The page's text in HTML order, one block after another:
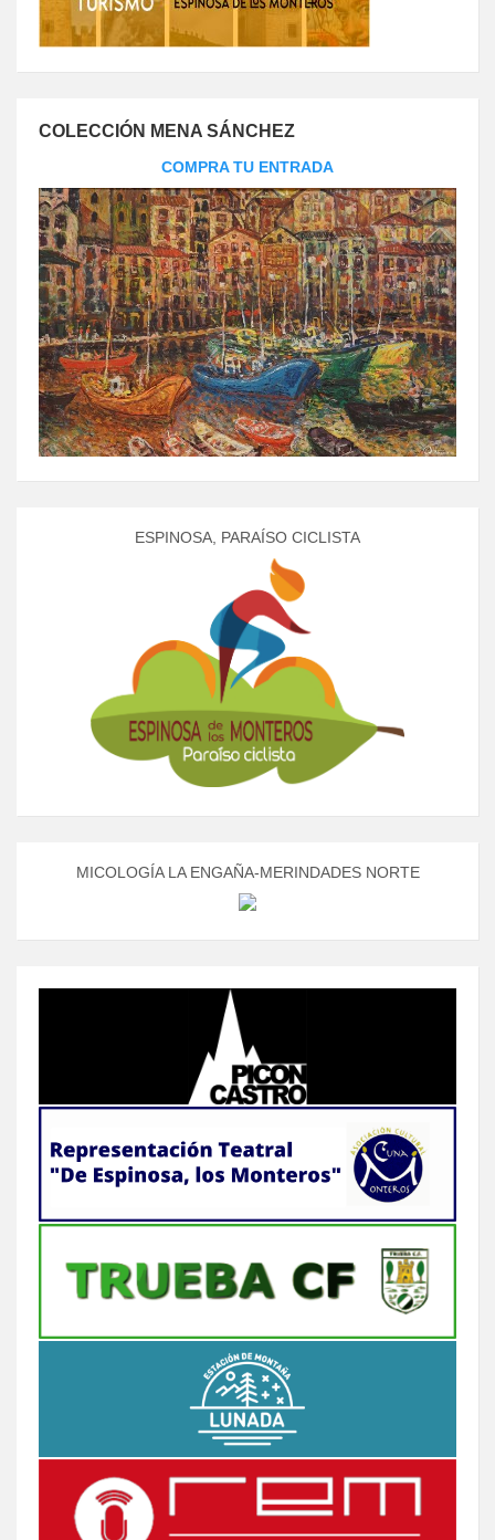
COLECCIÓN MENA SÁNCHEZ
COMPRA TU ENTRADA
ESPINOSA, PARAÍSO CICLISTA
MICOLOGÍA LA ENGAÑA-MERINDADES NORTE